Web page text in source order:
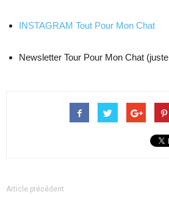
INSTAGRAM Tout Pour Mon Chat
Newsletter Tour Pour Mon Chat
Article précédent